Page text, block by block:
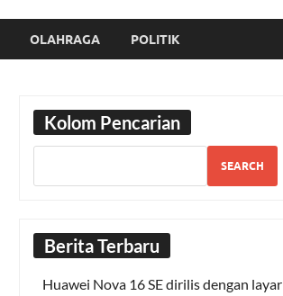
OLAHRAGA POLITIK
Kolom Pencarian
SEARCH
Berita Terbaru
Huawei Nova 16 SE dirilis dengan layar